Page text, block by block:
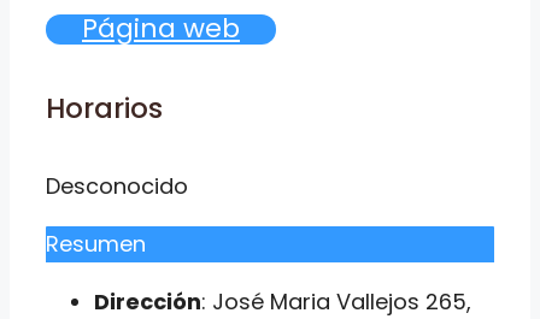
Página web
Horarios
Desconocido
Resumen
Dirección: José Maria Vallejos 265,